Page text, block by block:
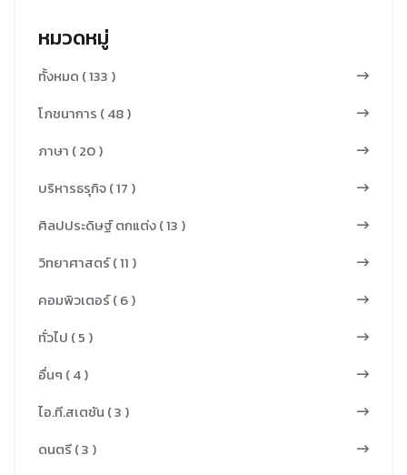
หมวดหมู่
ทั้งหมด ( 133 )
โภชนาการ ( 48 )
ภาษา ( 20 )
บริหารธรุกิจ ( 17 )
ศิลปประดิษฐ์ ตกแต่ง ( 13 )
วิทยาศาสตร์ ( 11 )
คอมพิวเตอร์ ( 6 )
ทั่วไป ( 5 )
อื่นๆ ( 4 )
ไอ.ที.สเตชัน ( 3 )
ดนตรี ( 3 )